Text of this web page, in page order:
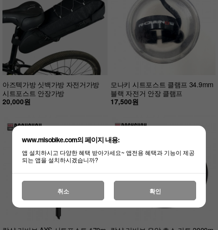
아즈텍가방 싯백가방 자전거가방
시트포스트 안장가방
20,000원
모나키 시트포스트 클램프 34.9mm
블랙 자전거 안장 클램프
17,500원
www.misobike.com의 페이지 내용:
앱 설치하시고 다양한 혜택 받아가세요~ 앱전용 혜택과 기능이 제공
되는 앱을 설치하시겠습니까?
취소 확인